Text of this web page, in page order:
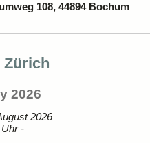
108, 44894 Bochum
Zürich
2026
2026
-